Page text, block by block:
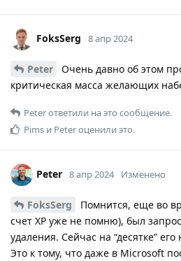
FoksSerg 8 апр 2024
Peter
Очень давно об этом
критическая масса желающих
Peterответили на это сообщение.
Pims и Peterоценили это.
Peter 8 апр 2024 Изменено
FoksSerg
Помнится, еще во
счет XP уже не помню), был
удаления. Сейчас на “десятке” его
Это к тому, что даже в Microsoft